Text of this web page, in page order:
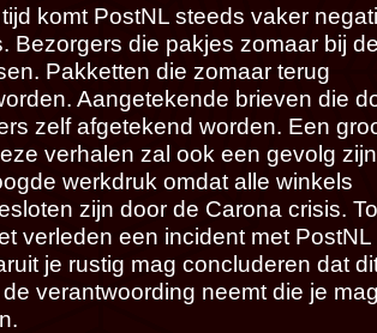
komt PostNL steeds vaker
Bezorgers die pakjes zomaar bij
Pakketten die zomaar terug
Aangetekende brieven die
zelf afgetekend worden. Een
verhalen zal ook een gevolg zijn
werkdruk omdat alle winkels
zijn door de Carona crisis.
verleden een incident met PostNL
je rustig mag concluderen dat
verantwoording neemt die je